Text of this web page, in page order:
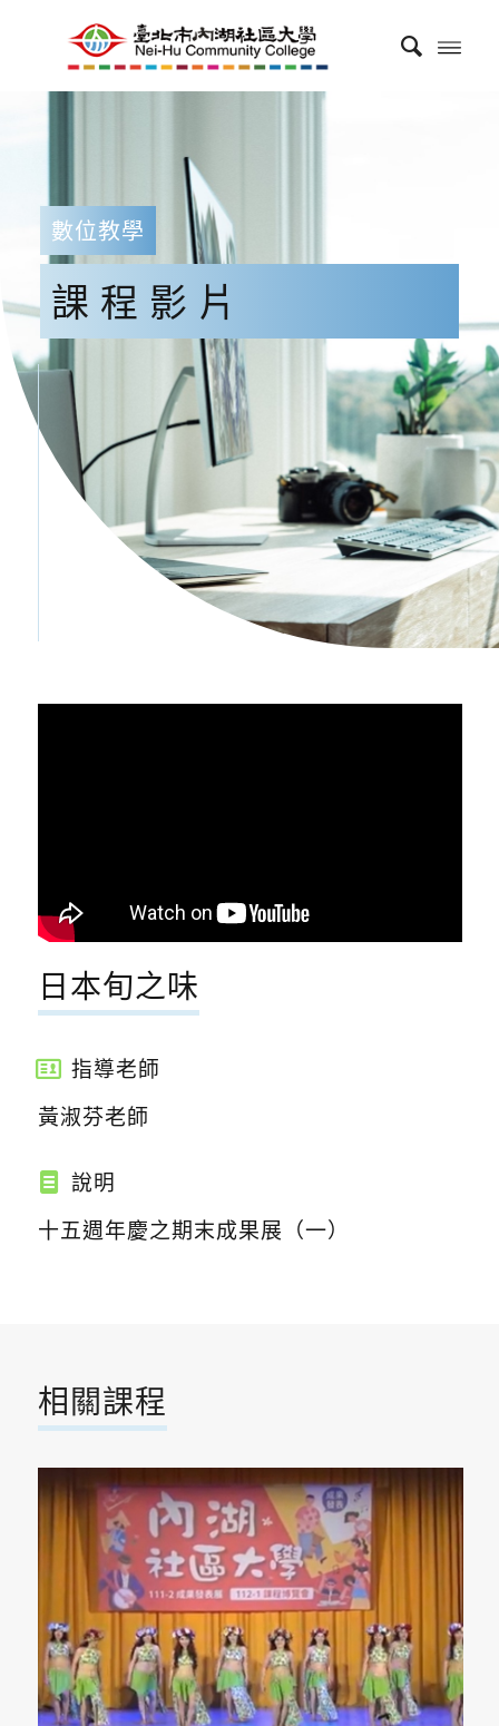
數位教學
課程影片
日本旬之味
指導老師
黃淑芬老師
說明
十五週年慶之期末成果展（一）
相關課程